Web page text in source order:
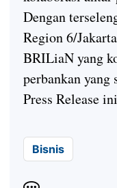
Dengan
Region 6/
BRILiaN yang
perbankan
­­Press Release
Bisnis